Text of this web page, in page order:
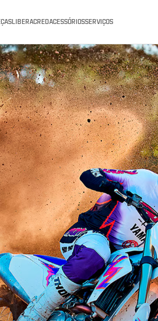
LIBERACREDACESSÓRIOSSERVIÇOS